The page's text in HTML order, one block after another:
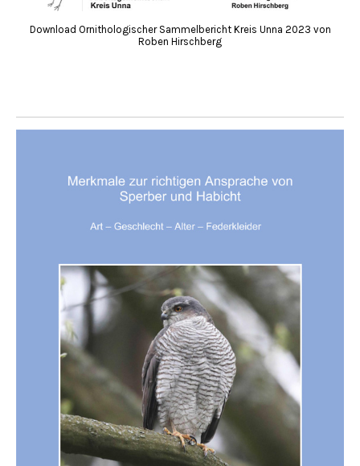
Download Ornithologischer Sammelbericht Kreis Unna 2023 von
Roben Hirschberg